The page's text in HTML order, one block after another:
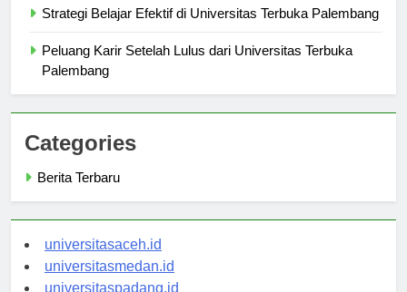
Peluang Karir Setelah Lulus dari Universitas Terbuka
Categories
universitasaceh.id
universitasmedan.id